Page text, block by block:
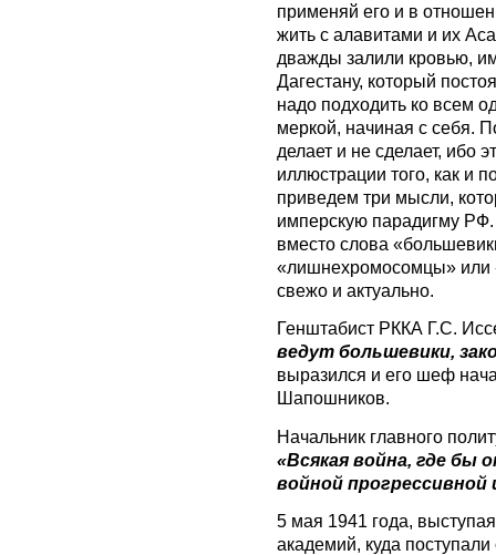
применяй его и в
жить с алавитами и их
дважды залили кровью,
Дагестану, который
надо подходить ко всем
меркой, начиная с себя.
делает и не сделает, ибо
иллюстрации того, как и
приведем три мысли,
имперскую парадигму
вместо слова
«лишнехромосомцы» или
свежо и актуально.
Генштабист РККА Г.С.
ведут большевики,
выразился и его шеф
Шапошников.
Начальник главного
«Всякая война, где бы
войной прогрессивной
5 мая 1941 года,
академий, куда